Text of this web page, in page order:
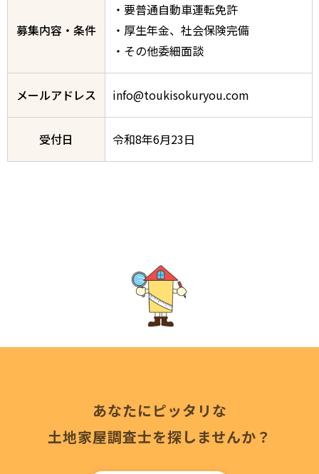
募集内容・条件
・要普通自動車運転免許
・厚生年金、社会保険完備
・その他委細面談
メールアドレス info@toukisokuryou.com
受付日 令和8年6月23日
あなたにピッタリな
土地家屋調査士を探しませんか？